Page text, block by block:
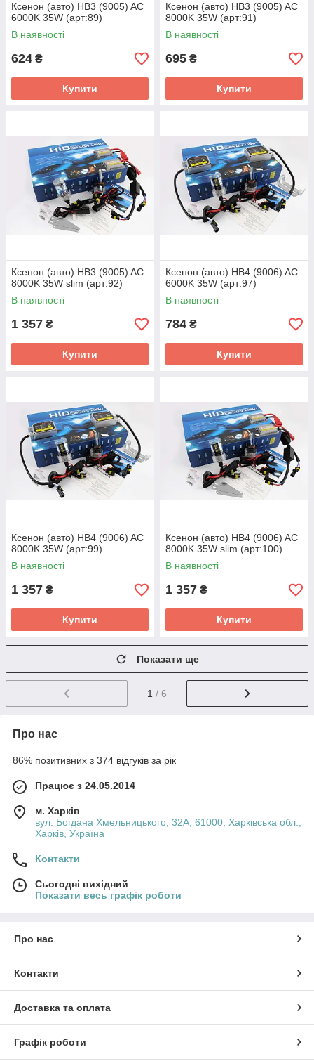
Ксенон (авто) HB3 (9005) AC
6000K 35W (арт:89)
В наявності
624 ₴
Купити
Ксенон (авто) HB3 (9005) AC
8000K 35W (арт:91)
В наявності
695 ₴
Купити
Ксенон (авто) HB3 (9005) AC
8000K 35W slim (арт:92)
В наявності
1 357 ₴
Купити
Ксенон (авто) HB4 (9006) AC
6000K 35W (арт:97)
В наявності
784 ₴
Купити
Ксенон (авто) HB4 (9006) AC
8000K 35W (арт:99)
В наявності
1 357 ₴
Купити
Ксенон (авто) HB4 (9006) AC
8000K 35W slim (арт:100)
В наявності
1 357 ₴
Купити
Показати ще
1 / 6
Про нас
86% позитивних з 374 відгуків за рік
Працює з 24.05.2014
м. Харків
вул. Богдана Хмельницького, 32А, 61000, Харківська обл.,
Харків, Україна
Контакти
Сьогодні вихідний
Показати весь графік роботи
Про нас
Контакти
Доставка та оплата
Графік роботи